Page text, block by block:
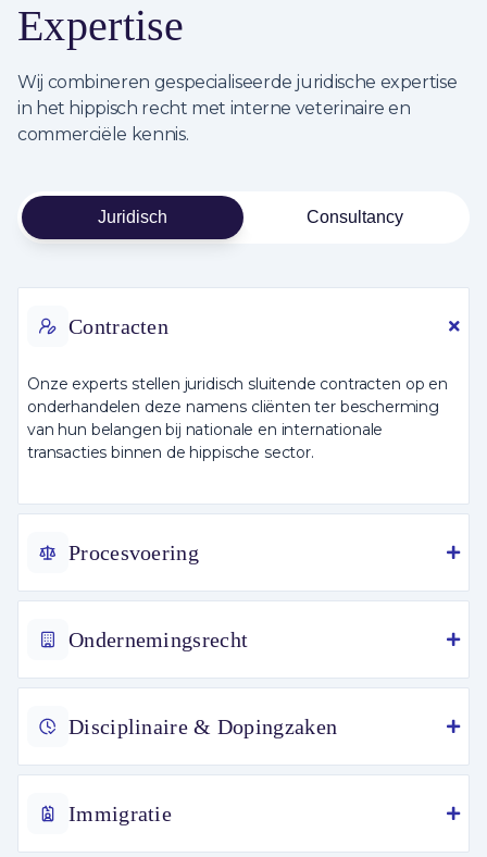
Expertise
Wij combineren gespecialiseerde juridische expertise
in het hippisch recht met interne veterinaire en
commerciële kennis.
Juridisch Consultancy
Contracten
Onze experts stellen juridisch sluitende contracten op en
onderhandelen deze namens cliënten ter bescherming
van hun belangen bij nationale en internationale
transacties binnen de hippische sector.
Procesvoering
Ondernemingsrecht
Disciplinaire & Dopingzaken
Immigratie